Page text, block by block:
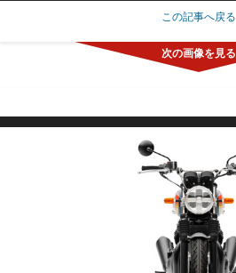
この記事へ戻る